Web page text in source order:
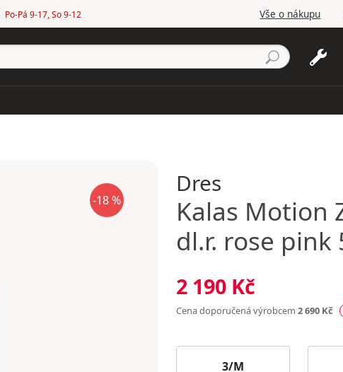
Po-Pá 9-17, So 9-12 Vše o nákupu
-18 %
Dres
Kalas Motion
dl.r. rose pink
2 190 Kč
Cena doporučená výrobcem 2 690 Kč
3/M